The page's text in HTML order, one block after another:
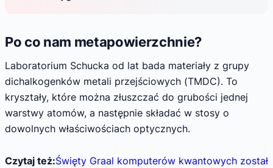
Po co nam metapowierzchnie?
Laboratorium Schucka od lat bada materiały z grupy
dichalkogenków metali przejściowych (TMDC). To
kryształy, które można złuszczać do grubości jednej
warstwy atomów, a następnie składać w stosy o
dowolnych właściwościach optycznych.
Czytaj też:Święty Graal komputerów kwantowych został